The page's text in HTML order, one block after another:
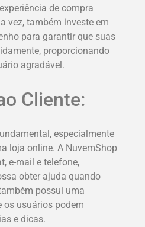
de compra
vez, também investe em
para garantir que suas
proporcionando
agradável.
Cliente:
especialmente
loja online. A NuvemShop
e-mail e telefone,
obter ajuda quando
possui uma
os usuários podem
e dicas.